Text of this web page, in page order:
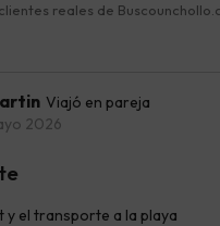
reales de
Viajó en pareja
2026
y el transporte a la playa